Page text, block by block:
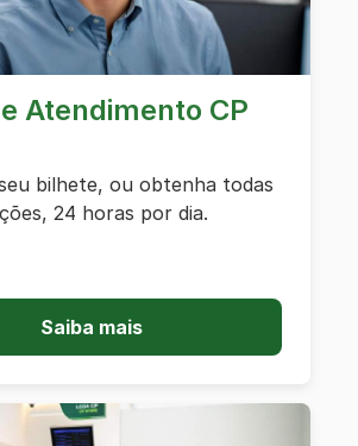
Atendimento CP
bilhete, ou obtenha todas
24 horas por dia.
Saiba mais